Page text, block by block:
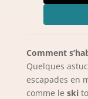
Comment
Quelques
escapades en
comme le ski